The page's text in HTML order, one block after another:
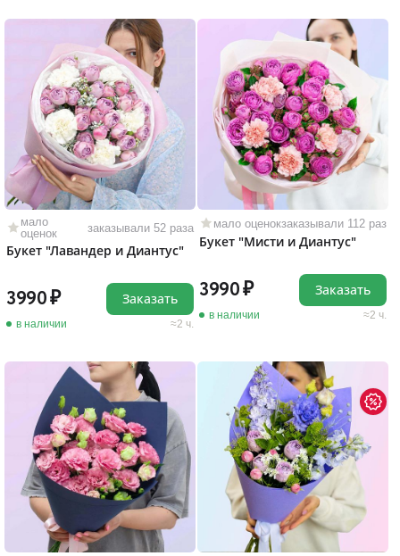
мало
оценок
заказывали 52 раза
Букет "Лавандер и Диантус"
3990
в наличии 2 ч.
Заказать
мало оценокзаказывали 112 раз
Букет "Мисти и Диантус"
3990
в наличии 2 ч.
Заказать